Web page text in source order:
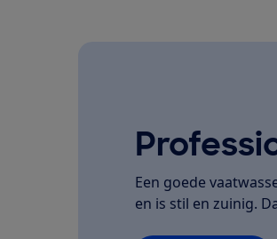
Een goede
en is stil en zuinig.